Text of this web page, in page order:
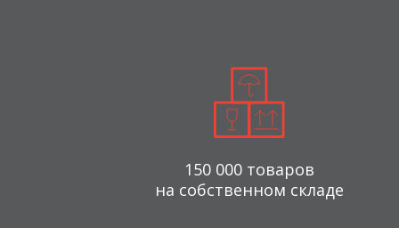
150 000 товаров
на собственном складе